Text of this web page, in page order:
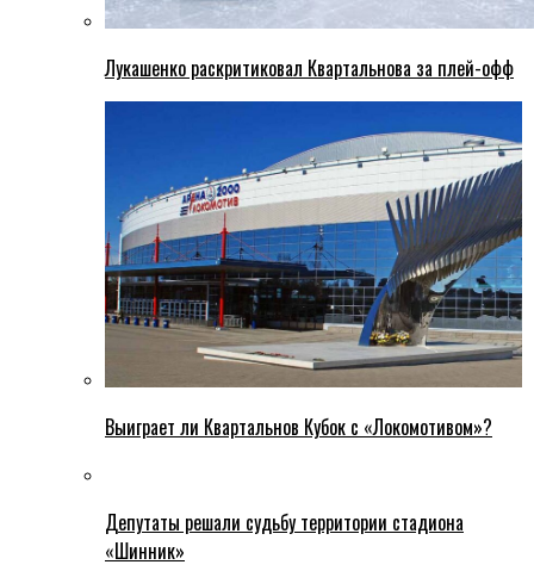
Лукашенко раскритиковал Квартальнова за плей-офф
Выиграет ли Квартальнов Кубок с «Локомотивом»?
Депутаты решали судьбу территории стадиона
«Шинник»